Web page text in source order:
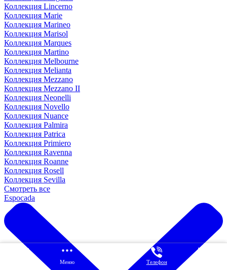
Коллекция Lincerno
Коллекция Marie
Коллекция Marineo
Коллекция Marisol
Коллекция Marques
Коллекция Martino
Коллекция Melbourne
Коллекция Melianta
Коллекция Mezzano
Коллекция Mezzano II
Коллекция Neonelli
Коллекция Novello
Коллекция Nuance
Коллекция Palmira
Коллекция Patrica
Коллекция Primiero
Коллекция Ravenna
Коллекция Roanne
Коллекция Rosell
Коллекция Sevilla
Смотреть все
Espocada
Меню Телефон